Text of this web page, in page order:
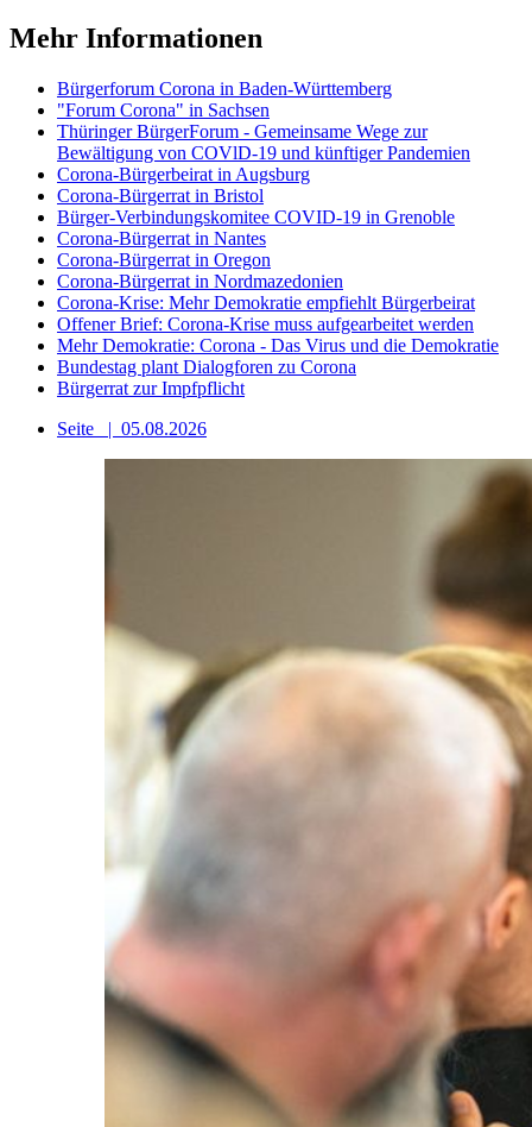
Mehr Informationen
Bürgerforum Corona in Baden-Württemberg
"Forum Corona" in Sachsen
Thüringer BürgerForum - Gemeinsame Wege zur
Bewältigung von COVlD-19 und künftiger Pandemien
Corona-Bürgerbeirat in Augsburg
Corona-Bürgerrat in Bristol
Bürger-Verbindungskomitee COVID-19 in Grenoble
Corona-Bürgerrat in Nantes
Corona-Bürgerrat in Oregon
Corona-Bürgerrat in Nordmazedonien
Corona-Krise: Mehr Demokratie empfiehlt Bürgerbeirat
Offener Brief: Corona-Krise muss aufgearbeitet werden
Mehr Demokratie: Corona - Das Virus und die Demokratie
Bundestag plant Dialogforen zu Corona
Bürgerrat zur Impfpflicht
Seite
| 05.08.2026